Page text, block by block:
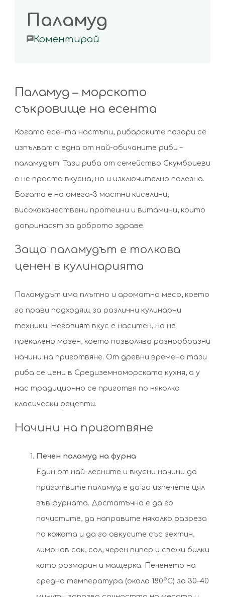
Паламуд
Коментирай
Паламуд – морското
съкровище на есента
Когато есента настъпи, рибарските пазари се
изпълват с една от най-обичаните риби –
паламудът. Тази риба от семейство Скумбриеви
е не просто вкусна, но и изключително полезна.
Богата е на омега-3 мастни киселини,
висококачествени протеини и витамини, които
допринасят за доброто здраве.
Защо паламудът е толкова
ценен в кулинарията
Паламудът има плътно и ароматно месо, което
го прави подходящ за различни кулинарни
техники. Неговият вкус е наситен, но не
прекалено мазен, което позволява разнообразни
начини на приготвяне. От древни времена тази
риба се цени в Средиземноморската кухня, а у
нас традиционно се приготвя по няколко
класически рецепти.
Начини на приготвяне
Печен паламуд на фурна
Един от най-лесните и вкусни начини да
приготвите паламуд е да го изпечете цял
във фурната. Достатъчно е да го
почистите, да направите няколко разреза
по кожата и да го овкусите със зехтин,
лимонов сок, сол, черен пипер и свежи билки
като розмарин и мащерка. Печенето на
средна температура (около 180°C) за 30–40